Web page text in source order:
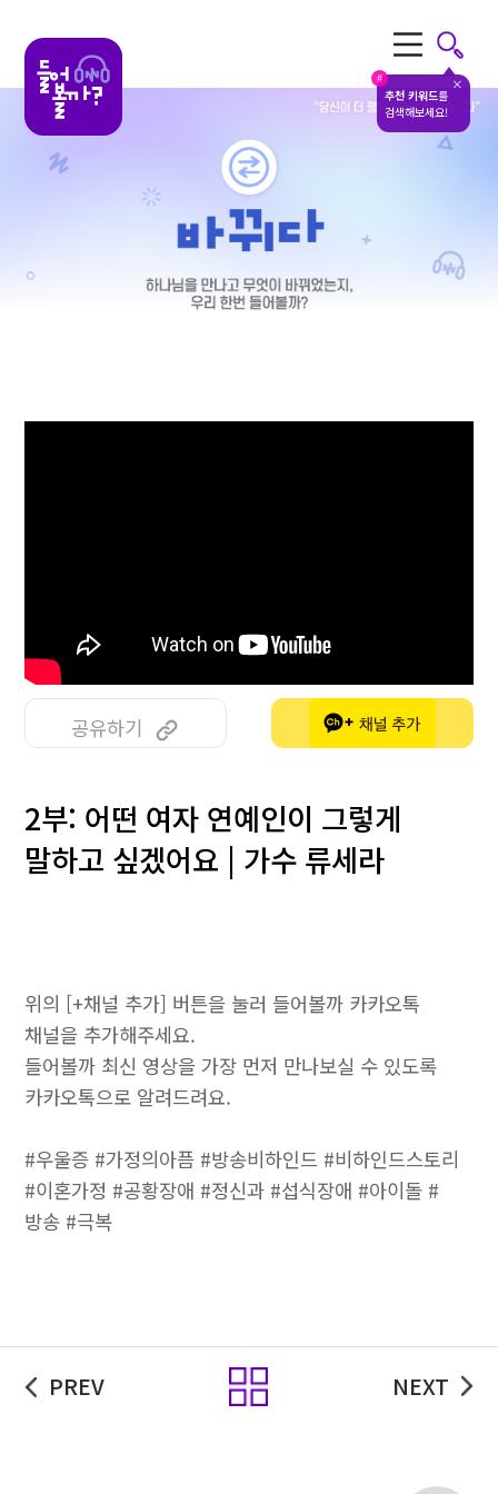
#
추천 키워드를
검색해보세요!
공유하기
2부: 어떤 여자 연예인이 그렇게
말하고 싶겠어요 | 가수 류세라
위의 [+채널 추가] 버튼을 눌러 들어볼까 카카오톡
채널을 추가해주세요.
들어볼까 최신 영상을 가장 먼저 만나보실 수 있도록
카카오톡으로 알려드려요.
#우울증 #가정의아픔 #방송비하인드 #비하인드스토리
#이혼가정 #공황장애 #정신과 #섭식장애 #아이돌 #
방송 #극복
PREV 목록 NEXT